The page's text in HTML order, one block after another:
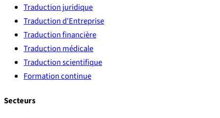
Traduction juridique
Traduction d'Entreprise
Traduction financière
Traduction médicale
Traduction scientifique
Formation continue
Secteurs